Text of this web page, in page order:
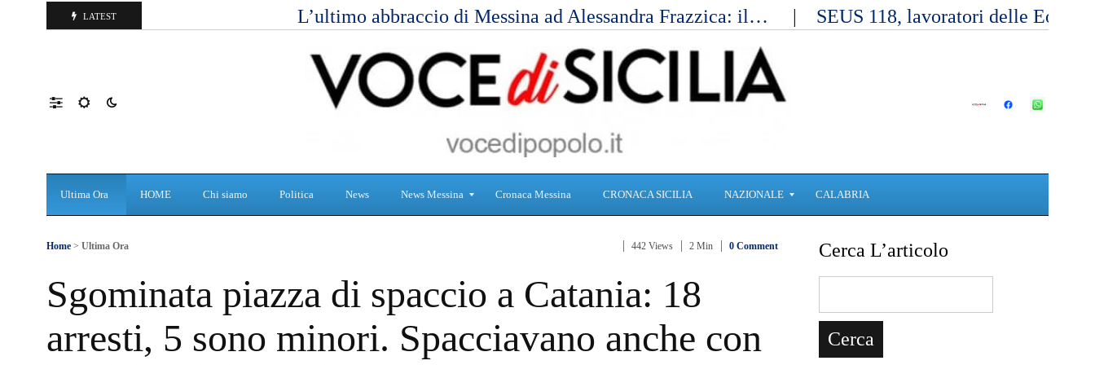
LATEST L’ultimo abbraccio di Messina ad Alessandra Frazzica: il… SEUS 118, lavoratori delle
Ultima Ora HOME Chi siamo Politica News News Messina
n
i
Cronaca Messina CRONACA SICILIA NAZIONALE
c
a
CALABRIA
Home > Ultima Ora 442 Views 2 Min 0 Comment
Sgominata piazza di spaccio a Catania: 18
arresti, 5 sono minori. Spacciavano anche con
Cerca L’articolo